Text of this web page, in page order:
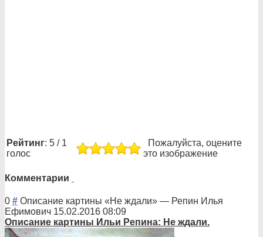
Рейтинг: 5 / 1
голос
Пожалуйста, оцените
это изображение
Комментарии
0 # Описание картины «Не ждали» — Репин Илья
Ефимович 15.02.2016 08:09
Описание картины Ильи Репина: Не ждали.